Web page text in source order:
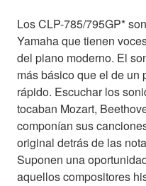
Los CLP-785/795GP*
Yamaha que tienen
del piano moderno. El
más básico que el de un
rápido. Escuchar los
tocaban Mozart,
componían sus
original detrás de las
Suponen una
aquellos compositores